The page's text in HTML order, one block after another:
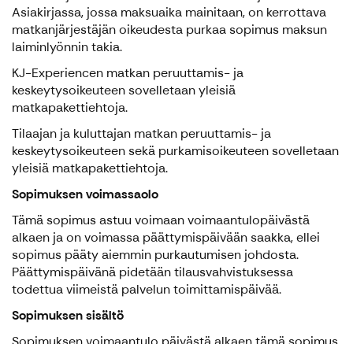
Asiakirjassa, jossa maksuaika mainitaan, on kerrottava
matkanjärjestäjän oikeudesta purkaa sopimus maksun
laiminlyönnin takia.
KJ-Experiencen matkan peruuttamis- ja
keskeytysoikeuteen sovelletaan yleisiä
matkapakettiehtoja.
Tilaajan ja kuluttajan matkan peruuttamis- ja
keskeytysoikeuteen sekä purkamisoikeuteen sovelletaan
yleisiä matkapakettiehtoja.
Sopimuksen voimassaolo
Tämä sopimus astuu voimaan voimaantulopäivästä
alkaen ja on voimassa päättymispäivään saakka, ellei
sopimus pääty aiemmin purkautumisen johdosta.
Päättymispäivänä pidetään tilausvahvistuksessa
todettua viimeistä palvelun toimittamispäivää.
Sopimuksen sisältö